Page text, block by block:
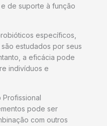
de suporte à função
específicos,
estudados por seus
a eficácia pode
indivíduos e
Profissional
pode ser
com outros